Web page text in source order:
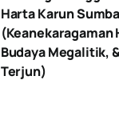
Harta Karun
(Keanekaragaman
Budaya Megalitik,
Terjun)